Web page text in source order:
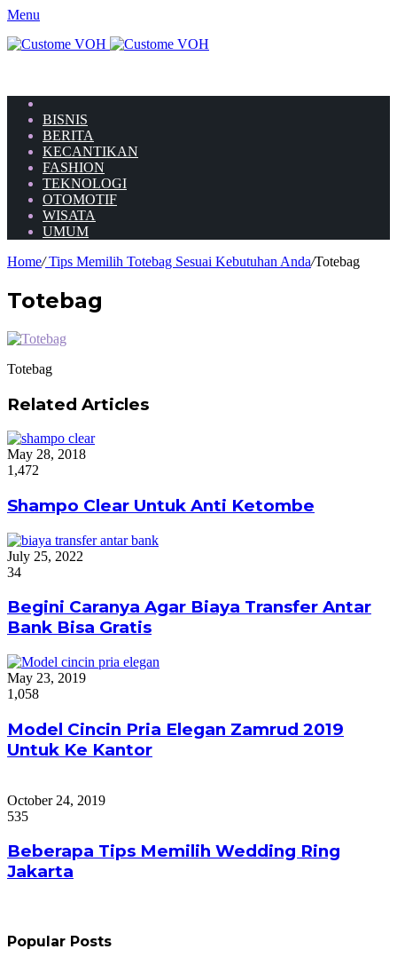
Menu
BISNIS
BERITA
KECANTIKAN
FASHION
TEKNOLOGI
OTOMOTIF
WISATA
UMUM
Home/Tips Memilih Totebag Sesuai Kebutuhan Anda/Totebag
Totebag
Totebag
Related Articles
May 28, 2018
1,472
Shampo Clear Untuk Anti Ketombe
July 25, 2022
34
Begini Caranya Agar Biaya Transfer Antar
Bank Bisa Gratis
May 23, 2019
1,058
Model Cincin Pria Elegan Zamrud 2019
Untuk Ke Kantor
October 24, 2019
535
Beberapa Tips Memilih Wedding Ring
Jakarta
Popular Posts